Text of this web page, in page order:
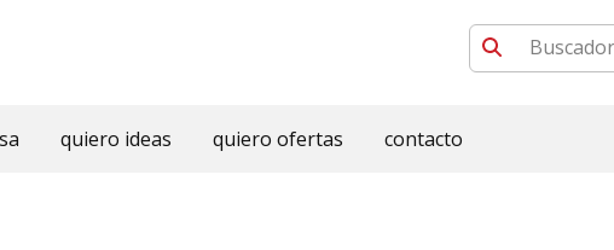
quiero ideas quiero ofertas contacto